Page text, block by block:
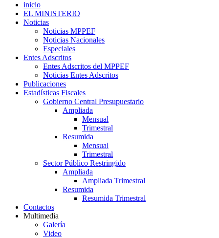
inicio
EL MINISTERIO
Noticias
Noticias MPPEF
Noticias Nacionales
Especiales
Entes Adscritos
Entes Adscritos del MPPEF
Noticias Entes Adscritos
Publicaciones
Estadísticas Fiscales
Gobierno Central Presupuestario
Ampliada
Mensual
Trimestral
Resumida
Mensual
Trimestral
Sector Público Restringido
Ampliada
Ampliada Trimestral
Resumida
Resumida Trimestral
Contactos
Multimedia
Galería
Video